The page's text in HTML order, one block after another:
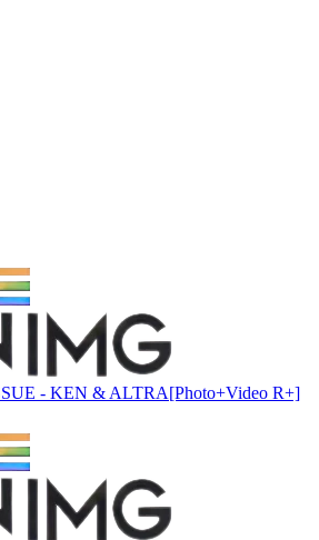
- KEN & ALTRA[Photo+Video R+]